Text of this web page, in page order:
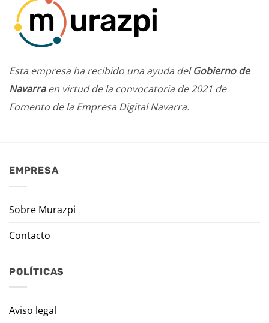
Esta empresa ha recibido una ayuda delGobierno de
Navarraen virtud de la convocatoria de 2021 de
Fomento de la Empresa Digital Navarra.
EMPRESA
Sobre Murazpi
Contacto
POLÍTICAS
Aviso legal